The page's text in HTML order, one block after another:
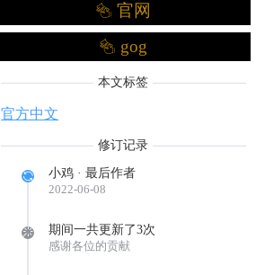
官网
gog
本文标签
官方中文
修订记录
小鸡 · 最后作者
2022-06-08
期间一共更新了3次
感谢各位的贡献